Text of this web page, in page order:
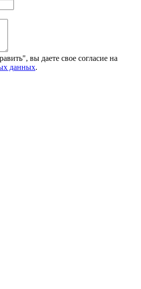
вы даете свое согласие на
данных.